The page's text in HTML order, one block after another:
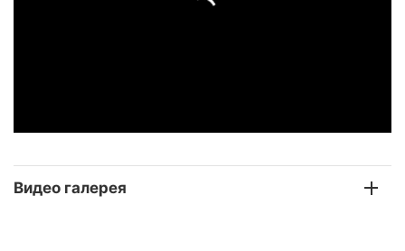
Видео галерея